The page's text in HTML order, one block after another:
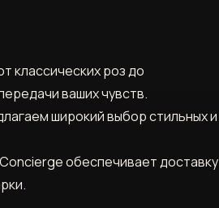
классических роз до
ваших чувств.
широкий выбор стильных и
обеспечивает доставку